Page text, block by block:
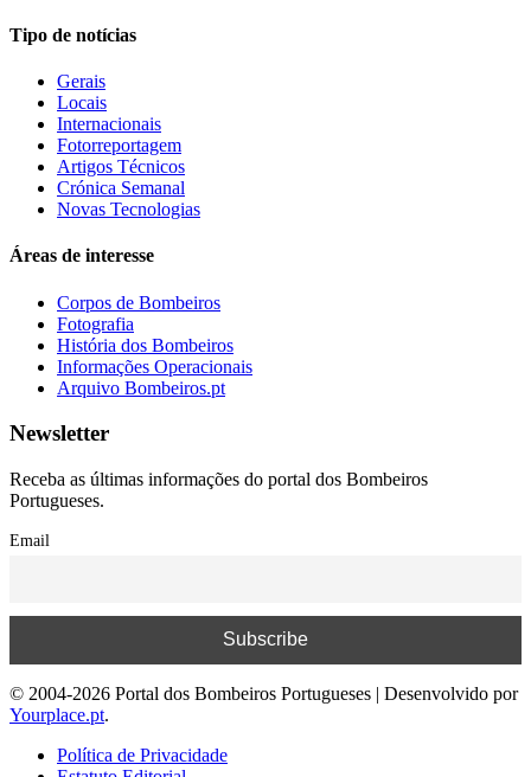
Tipo de notícias
Gerais
Locais
Internacionais
Fotorreportagem
Artigos Técnicos
Crónica Semanal
Novas Tecnologias
Áreas de interesse
Corpos de Bombeiros
Fotografia
História dos Bombeiros
Informações Operacionais
Arquivo Bombeiros.pt
Newsletter
Receba as últimas informações do portal dos Bombeiros
Portugueses.
Email
© 2004-2026 Portal dos Bombeiros Portugueses | Desenvolvido por
Yourplace.pt.
Política de Privacidade